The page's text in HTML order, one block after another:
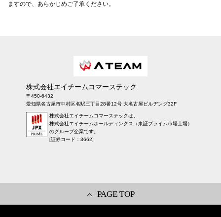
ますので、あらかじめご了承ください。
株式会社エイチームコマーステック
〒450-6432
愛知県名古屋市中村区名駅三丁目28番12号 大名古屋ビルヂング32F
株式会社エイチームコマーステックは、
株式会社エイチームホールディングス（東証プライム市場上場）
のグループ企業です。
[証券コード：3662]
PAGE TOP